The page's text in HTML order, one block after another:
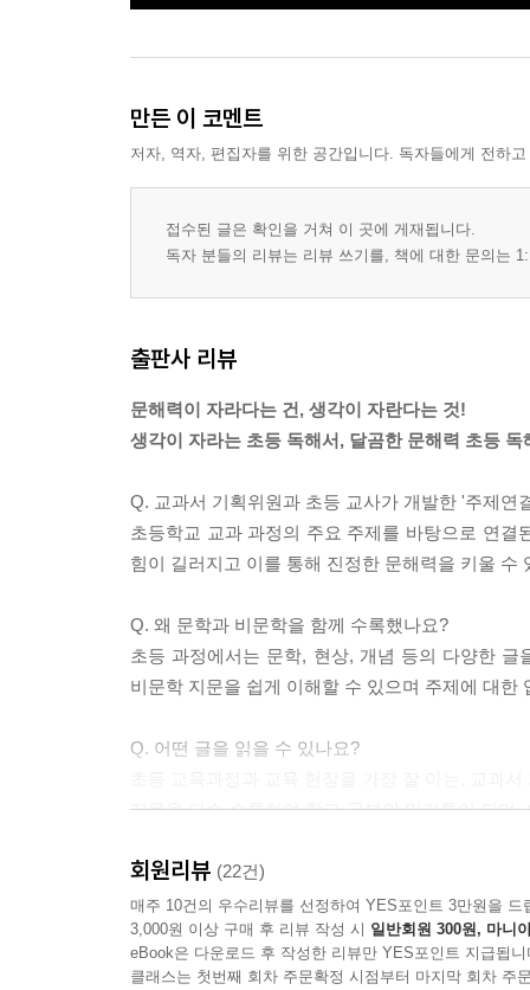
만든 이 코멘트
저자, 역자, 편집자를 위한 공간입니다. 독자들에게 전하
접수된 글은 확인을 거쳐 이 곳에 게재됩니다.
독자 분들의 리뷰는 리뷰 쓰기를, 책에 대한 문의는
출판사 리뷰
문해력이 자라다는 건, 생각이 자란다는 것!
생각이 자라는 초등 독해서, 달곰한 문해력 초등 독
Q. 교과서 기획위원과 초등 교사가 개발한 '주제연
초등학교 교과 과정의 주요 주제를 바탕으로 연
힘이 길러지고 이를 통해 진정한 문해력을 키울 수
Q. 왜 문학과 비문학을 함께 수록했나요?
초등 과정에서는 문학, 현상, 개념 등의 다양한
비문학 지문을 쉽게 이해할 수 있으며 주제에 대
Q. 어떤 글을 읽을 수 있나요?
지문을 다수 수록하여 학교 공부의 밑거름이 되며
회원리뷰 (22건)
매주 10건의 우수리뷰를 선정하여 YES포인트 3만원을 드
3,000원 이상 구매 후 리뷰 작성 시 일반회원 300원, 마니
eBook은 다운로드 후 작성한 리뷰만 YES포인트 지급됩니
클래스는 첫번째 회차 주문확정 시점부터 마지막 회차 주